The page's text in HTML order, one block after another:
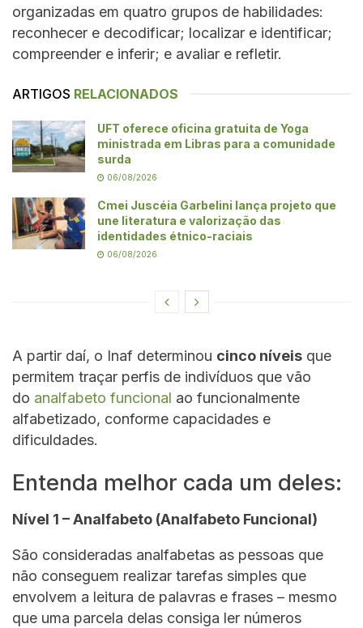
organizadas em quatro grupos de habilidades:
reconhecer e decodificar; localizar e identificar;
compreender e inferir; e avaliar e refletir.
ARTIGOS RELACIONADOS
UFT oferece oficina gratuita de Yoga
ministrada em Libras para a comunidade
surda
06/08/2026
Cmei Juscéia Garbelini lança projeto que
une literatura e valorização das
identidades étnico-raciais
06/08/2026
A partir daí, o Inaf determinou cinco níveis que
permitem traçar perfis de indivíduos que vão
do analfabeto funcional ao funcionalmente
alfabetizado, conforme capacidades e
dificuldades.
Entenda melhor cada um deles:
Nível 1 – Analfabeto (Analfabeto Funcional)
São consideradas analfabetas as pessoas que
não conseguem realizar tarefas simples que
envolvem a leitura de palavras e frases – mesmo
que uma parcela delas consiga ler números